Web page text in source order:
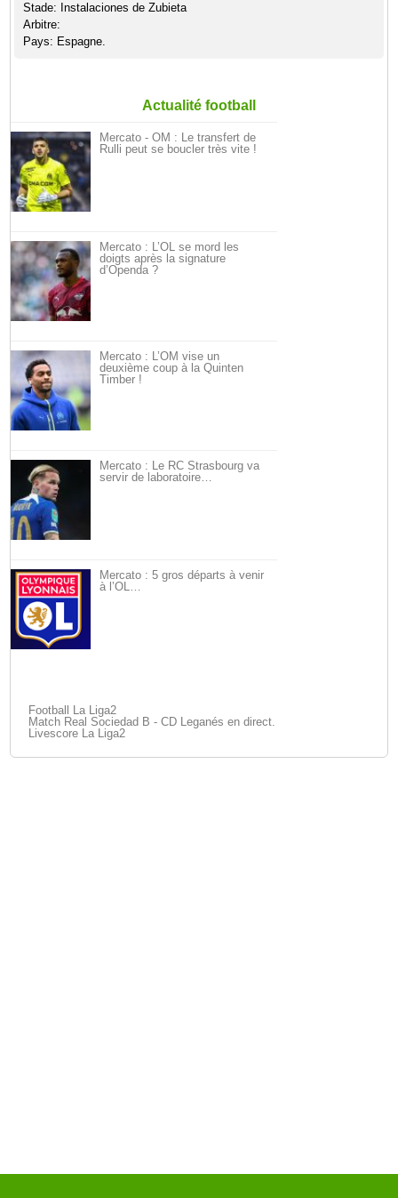
Stade: Instalaciones de Zubieta
Arbitre:
Pays: Espagne.
Actualité football
Mercato - OM : Le transfert de
Rulli peut se boucler très vite !
Mercato : L’OL se mord les
doigts après la signature
d’Openda ?
Mercato : L’OM vise un
deuxième coup à la Quinten
Timber !
Mercato : Le RC Strasbourg va
servir de laboratoire…
Mercato : 5 gros départs à venir
à l’OL…
Football La Liga2
Match Real Sociedad B - CD Leganés en direct.
Livescore La Liga2